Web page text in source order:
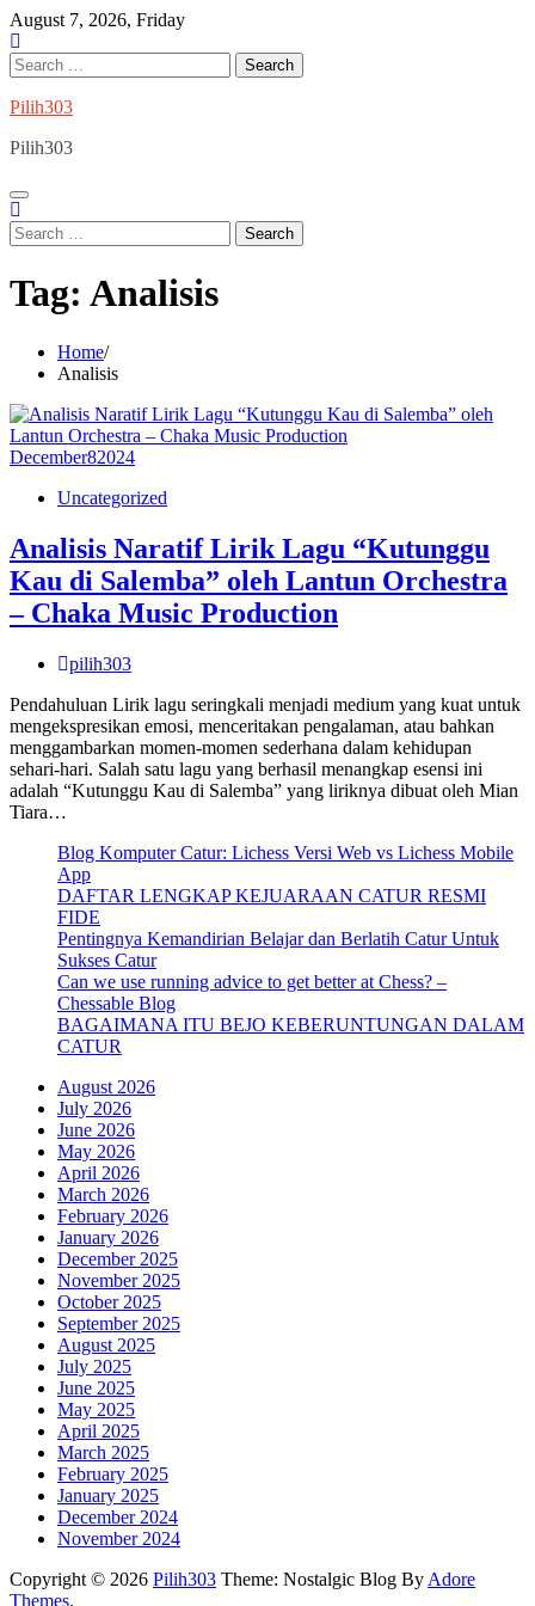
Skip
to
content
August 7, 2026, Friday
Search
for:
Pilih303
Pilih303
Search
for:
Tag: Analisis
Home
Analisis
December82024
Uncategorized
Analisis Naratif Lirik Lagu “Kutunggu
Kau di Salemba” oleh Lantun Orchestra
– Chaka Music Production
pilih303
Pendahuluan Lirik lagu seringkali menjadi medium yang kuat untuk
mengekspresikan emosi, menceritakan pengalaman, atau bahkan
menggambarkan momen-momen sederhana dalam kehidupan
sehari-hari. Salah satu lagu yang berhasil menangkap esensi ini
adalah “Kutunggu Kau di Salemba” yang liriknya dibuat oleh Mian
Tiara…
Blog Komputer Catur: Lichess Versi Web vs Lichess Mobile
App
DAFTAR LENGKAP KEJUARAAN CATUR RESMI
FIDE
Pentingnya Kemandirian Belajar dan Berlatih Catur Untuk
Sukses Catur
Can we use running advice to get better at Chess? –
Chessable Blog
BAGAIMANA ITU BEJO KEBERUNTUNGAN DALAM
CATUR
August 2026
July 2026
June 2026
May 2026
April 2026
March 2026
February 2026
January 2026
December 2025
November 2025
October 2025
September 2025
August 2025
July 2025
June 2025
May 2025
April 2025
March 2025
February 2025
January 2025
December 2024
November 2024
Copyright © 2026 Pilih303 Theme: Nostalgic Blog By Adore
Themes.